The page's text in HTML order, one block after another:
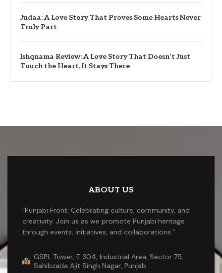
Judaa: A Love Story That Proves Some Hearts Never
Truly Part
Ishqnama Review: A Love Story That Doesn’t Just
Touch the Heart, It Stays There
ABOUT US
“Punjabi Front: Celebrating culture, community, and
creativity. Join us as we promote Punjabi heritage
through events, initiatives, and collaborations.”
GSPL Tower, E 304, Industrial Area, Sector 75,
Sahibzada Ajit Singh Nagar, Punjab